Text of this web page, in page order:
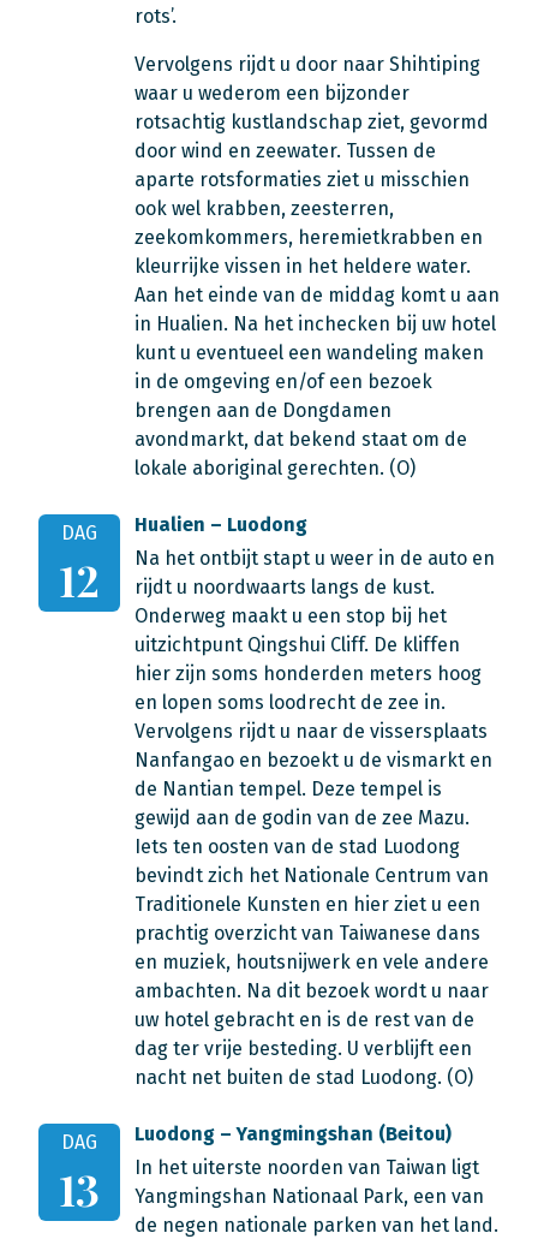
rots’.
Vervolgens rijdt u door naar Shihtiping
waar u wederom een bijzonder
rotsachtig kustlandschap ziet, gevormd
door wind en zeewater. Tussen de
aparte rotsformaties ziet u misschien
ook wel krabben, zeesterren,
zeekomkommers, heremietkrabben en
kleurrijke vissen in het heldere water.
Aan het einde van de middag komt u aan
in Hualien. Na het inchecken bij uw hotel
kunt u eventueel een wandeling maken
in de omgeving en/of een bezoek
brengen aan de Dongdamen
avondmarkt, dat bekend staat om de
lokale aboriginal gerechten. (O)
DAG
12
Hualien – Luodong
Na het ontbijt stapt u weer in de auto en
rijdt u noordwaarts langs de kust.
Onderweg maakt u een stop bij het
uitzichtpunt Qingshui Cliff. De kliffen
hier zijn soms honderden meters hoog
en lopen soms loodrecht de zee in.
Vervolgens rijdt u naar de vissersplaats
Nanfangao en bezoekt u de vismarkt en
de Nantian tempel. Deze tempel is
gewijd aan de godin van de zee Mazu.
Iets ten oosten van de stad Luodong
bevindt zich het Nationale Centrum van
Traditionele Kunsten en hier ziet u een
prachtig overzicht van Taiwanese dans
en muziek, houtsnijwerk en vele andere
ambachten. Na dit bezoek wordt u naar
uw hotel gebracht en is de rest van de
dag ter vrije besteding. U verblijft een
nacht net buiten de stad Luodong. (O)
DAG
13
Luodong – Yangmingshan (Beitou)
In het uiterste noorden van Taiwan ligt
Yangmingshan Nationaal Park, een van
de negen nationale parken van het land.